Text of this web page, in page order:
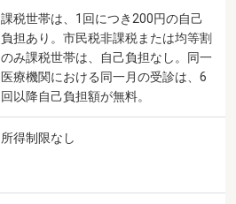
課税世帯は、1回につき200円の自己
負担あり。市民税非課税または均等割
のみ課税世帯は、自己負担なし。同一
医療機関における同一月の受診は、6
回以降自己負担額が無料。
所得制限なし